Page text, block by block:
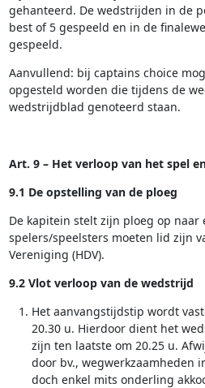
gehanteerd. De wedstrijden in de
best of 5 gespeeld en in de
gespeeld.
Aanvullend: bij captains choice
opgesteld worden die tijdens de
wedstrijdblad genoteerd staan.
Art. 9 – Het verloop van het spel
9.1 De opstelling van de ploeg
De kapitein stelt zijn ploeg op naar
spelers/speelsters moeten lid zijn
Vereniging (HDV).
9.2 Vlot verloop van de wedstrijd
Het aanvangstijdstip wordt
20.30 u. Hierdoor dient het
zijn ten laatste om 20.25 u.
door bv., wegwerkzaamheden
doch enkel mits onderling